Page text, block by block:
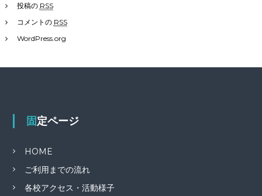
投稿の RSS
コメントの RSS
WordPress.org
固定ページ
HOME
ご利用までの流れ
各校アクセス・活動様子